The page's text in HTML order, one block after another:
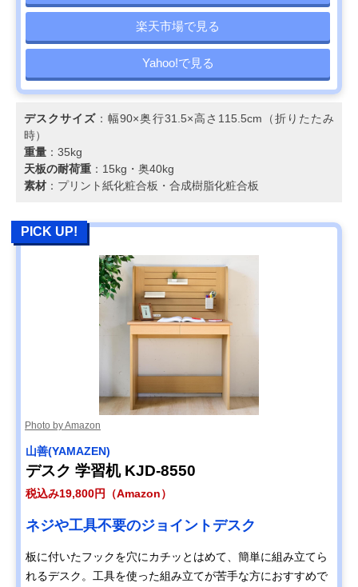
楽天市場で見る
Yahoo!で見る
デスクサイズ ：幅90×奥行31.5×高さ115.5cm（折りたたみ
時）
重量 ：35kg
天板の耐荷重 ：15kg・奥40kg
素材 ：プリント紙化粧合板・合成樹脂化粧合板
PICK UP!
Photo by Amazon
‎山善(YAMAZEN)
デスク 学習机 KJD-8550
税込み19,800円（Amazon）
ネジや工具不要のジョイントデスク
板に付いたフックを穴にカチッとはめて、簡単に組み立てら
れるデスク。工具を使った組み立てが苦手な方におすすめで